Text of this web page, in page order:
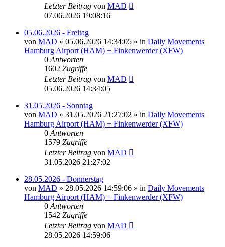
Letzter Beitrag von MAD
07.06.2026 19:08:16
05.06.2026 - Freitag
von MAD » 05.06.2026 14:34:05 » in Daily Movements
Hamburg Airport (HAM) + Finkenwerder (XFW)
0 Antworten
1602 Zugriffe
Letzter Beitrag von MAD
05.06.2026 14:34:05
31.05.2026 - Sonntag
von MAD » 31.05.2026 21:27:02 » in Daily Movements
Hamburg Airport (HAM) + Finkenwerder (XFW)
0 Antworten
1579 Zugriffe
Letzter Beitrag von MAD
31.05.2026 21:27:02
28.05.2026 - Donnerstag
von MAD » 28.05.2026 14:59:06 » in Daily Movements
Hamburg Airport (HAM) + Finkenwerder (XFW)
0 Antworten
1542 Zugriffe
Letzter Beitrag von MAD
28.05.2026 14:59:06